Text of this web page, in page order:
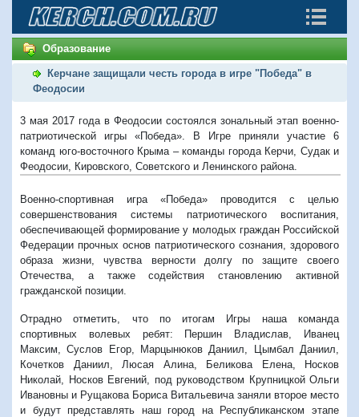
Образование
Керчане защищали честь города в игре "Победа" в
Феодосии
3 мая 2017 года в Феодосии состоялся зональный этап военно-
патриотической игры «Победа». В Игре приняли участие 6
команд юго-восточного Крыма – команды города Керчи, Судак и
Феодосии, Кировского, Советского и Ленинского района.
Военно-спортивная игра «Победа» проводится с целью
совершенствования системы патриотического воспитания,
обеспечивающей формирование у молодых граждан Российской
Федерации прочных основ патриотического сознания, здорового
образа жизни, чувства верности долгу по защите своего
Отечества, а также содействия становлению активной
гражданской позиции.
Отрадно отметить, что по итогам Игры наша команда
спортивных волевых ребят: Першин Владислав, Иванец
Максим, Суслов Егор, Марцынюков Даниил, Цымбал Даниил,
Кочетков Даниил, Люсая Алина, Беликова Елена, Носков
Николай, Носков Евгений, под руководством Крупницкой Ольги
Ивановны и Рущакова Бориса Витальевича заняли второе место
и будут представлять наш город на Республиканском этапе